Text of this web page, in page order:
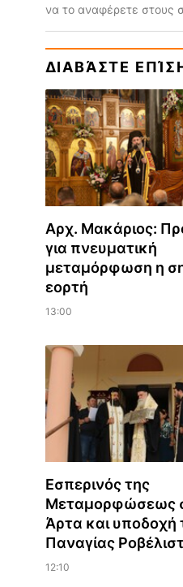
να το αναφέρετε στους
ΔΙΑΒΆΣΤΕ
Αρχ. Μακάριος:
για πνευματική
μεταμόρφωση η
εορτή
13:00
Εσπερινός της
Μεταμορφώσεως
Άρτα και υποδοχή
Παναγίας
12:10